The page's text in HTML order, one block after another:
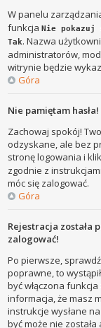
W panelu
funkcjaNie
Tak. Nazwa
administratorów,
witrynie będzie
Góra
Nie pamiętam hasła!
Zachowaj spokój!
odzyskane, ale bez
stronę logowania i
zgodnie z
móc się zalogować.
Góra
Rejestracja została
zalogować!
Po pierwsze,
poprawne, to
być włączona
informacja, że masz
instrukcje wysłane
być może nie